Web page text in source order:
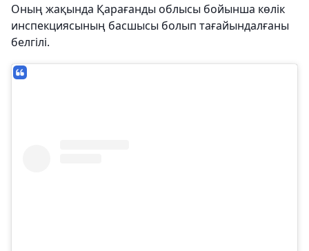
Оның жақында Қарағанды ​​облысы бойынша көлік
инспекциясының басшысы болып тағайындалғаны
белгілі.